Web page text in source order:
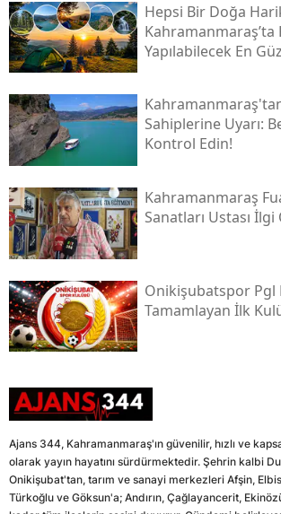
Hepsi Bir Doğa
Kahramanmaraş’ta
Yapılabilecek En
Sahiplerine Uyarı:
Kontrol Edin!
Kahramanmaraş
Sanatları Ustası İlgi
Onikişubatspor Pgl
Tamamlayan İlk
Ajans 344, Kahramanmaraş'ın güvenilir, hızlı ve
olarak yayın hayatını sürdürmektedir. Şehrin kalbi
Onikişubat'tan, tarım ve sanayi merkezleri Afşin,
Türkoğlu ve Göksun'a; Andırın, Çağlayancerit,